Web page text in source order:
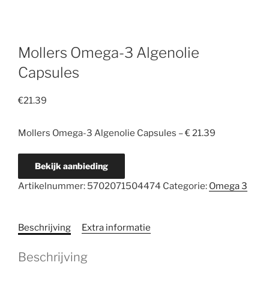
Mollers Omega-3 Algenolie
Capsules
€21.39
Mollers Omega-3 Algenolie Capsules – € 21.39
Bekijk aanbieding
Artikelnummer: 5702071504474 Categorie: Omega 3
Beschrijving Extra informatie
Beschrijving